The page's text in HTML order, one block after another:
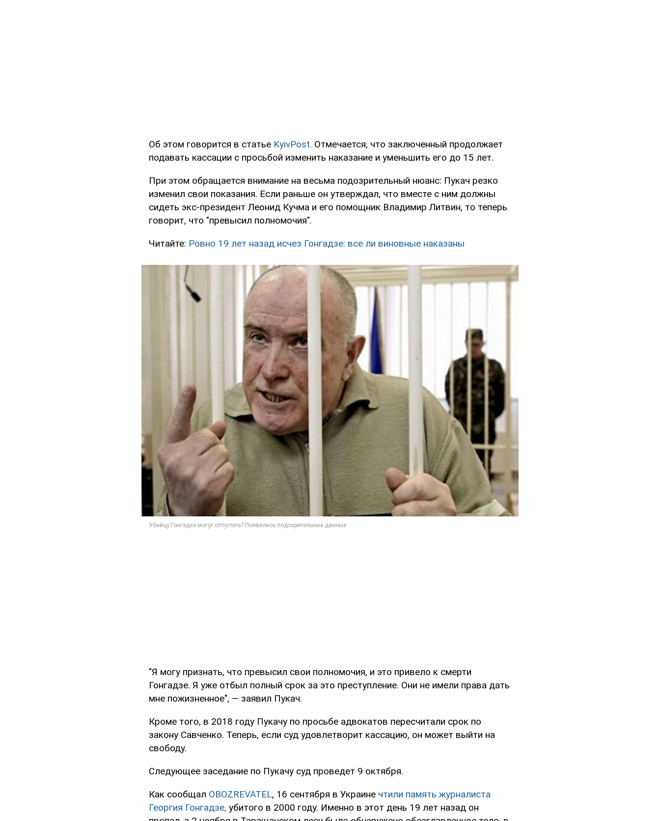
Об этом говорится в статье KyivPost. Отмечается, что заключенный продолжает
подавать кассации с просьбой изменить наказание и уменьшить его до 15 лет.
При этом обращается внимание на весьма подозрительный нюанс: Пукач резко
изменил свои показания. Если раньше он утверждал, что вместе с ним должны
сидеть экс-президент Леонид Кучма и его помощник Владимир Литвин, то теперь
говорит, что "превысил полномочия".
Читайте: Ровно 19 лет назад исчез Гонгадзе: все ли виновные наказаны
"Я могу признать, что превысил свои полномочия, и это привело к смерти
Гонгадзе. Я уже отбыл полный срок за это преступление. Они не имели права дать
мне пожизненное", — заявил Пукач.
Кроме того, в 2018 году Пукачу по просьбе адвокатов пересчитали срок по
закону Савченко. Теперь, если суд удовлетворит кассацию, он может выйти на
свободу.
Следующее заседание по Пукачу суд проведет 9 октября.
Как сообщал OBOZREVATEL, 16 сентября в Украине чтили память журналиста
Георгия Гонгадзе, убитого в 2000 году. Именно в этот день 19 лет назад он